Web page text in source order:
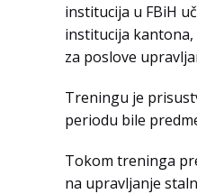
institucija u FBiH
institucija kantona,
za poslove
Treningu je
periodu bile
Tokom treninga
na upravljanje